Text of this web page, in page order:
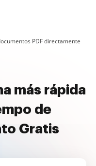
PDF directamente
más rápida
de
Gratis